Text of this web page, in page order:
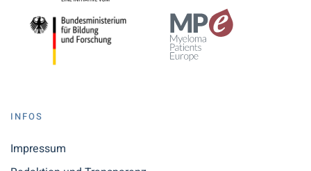
INFOS
Impressum